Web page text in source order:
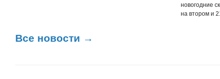
новогодние
на втором и
Все новости →